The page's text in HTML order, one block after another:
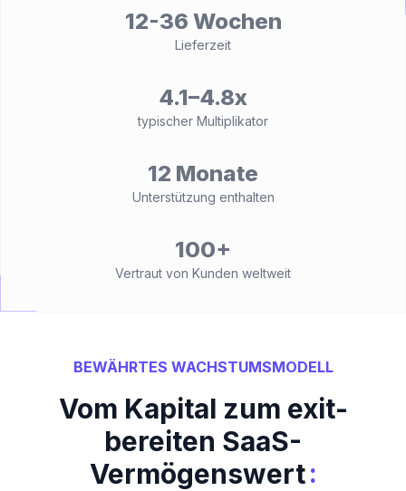
12-36 Wochen
Lieferzeit
4.1–4.8x
typischer Multiplikator
12 Monate
Unterstützung enthalten
100+
Vertraut von Kunden weltweit
BEWÄHRTES WACHSTUMSMODELL
Vom Kapital zum exit-
bereiten SaaS-
Vermögenswert: